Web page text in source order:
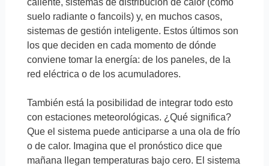
caliente, sistemas de distribución de calor (como
suelo radiante o fancoils) y, en muchos casos,
sistemas de gestión inteligente. Estos últimos son
los que deciden en cada momento de dónde
conviene tomar la energía: de los paneles, de la
red eléctrica o de los acumuladores.
También está la posibilidad de integrar todo esto
con estaciones meteorológicas. ¿Qué significa?
Que el sistema puede anticiparse a una ola de frío
o de calor. Imagina que el pronóstico dice que
mañana llegan temperaturas bajo cero. El sistema